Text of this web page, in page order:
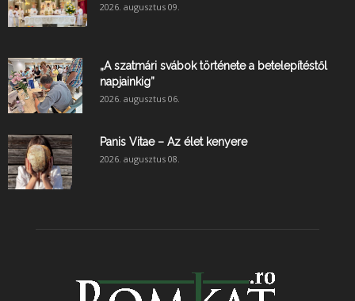
2026. augusztus 09.
„A szatmári svábok története a betelepítéstől
napjainkig”
2026. augusztus 06.
Panis Vitae – Az élet kenyere
2026. augusztus 08.